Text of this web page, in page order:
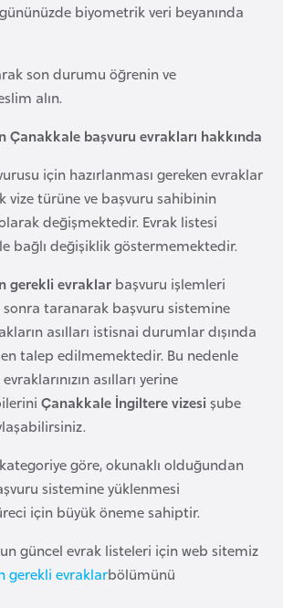
biyometrik veri beyanında
son durumu öğrenin ve
alın.
Çanakkale başvuru evrakları hakkında
için hazırlanması gereken evraklar
vize türüne ve başvuru sahibinin
değişmektedir. Evrak listesi
bağlı değişiklik göstermemektedir.
gerekli evraklar başvuru işlemleri
taranarak başvuru sistemine
asılları istisnai durumlar dışında
talep edilmemektedir. Bu nedenle
asılları yerine
Çanakkale İngiltere vizesi şube
göre, okunaklı olduğundan
sistemine yüklenmesi
için büyük öneme sahiptir.
güncel evrak listeleri için web sitemiz
gerekli evraklarbölümünü